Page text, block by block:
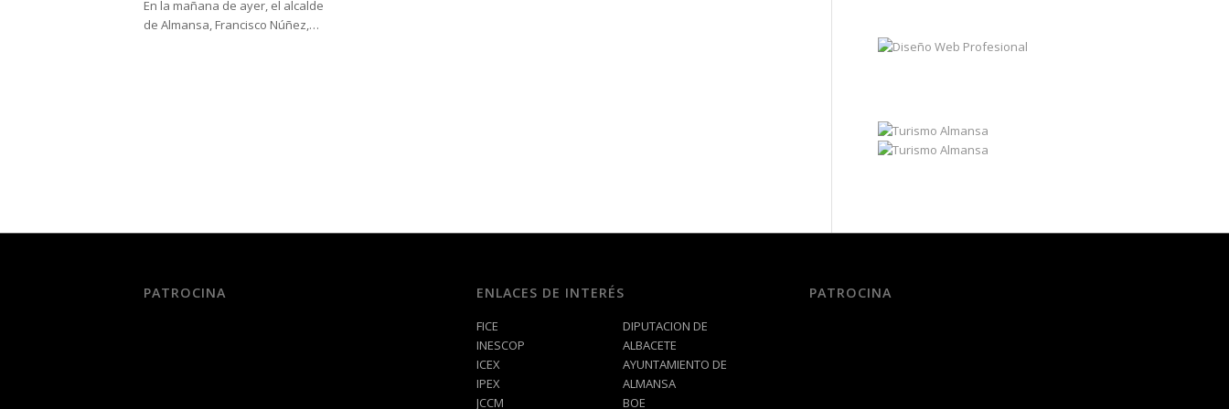
En la mañana de ayer, el alcalde
de Almansa, Francisco Núñez,…
PATROCINA ENLACES DE INTERÉS
FICE
INESCOP
ICEX
IPEX
JCCM
DIPUTACION DE
ALBACETE
AYUNTAMIENTO DE
ALMANSA
BOE
PATROCINA